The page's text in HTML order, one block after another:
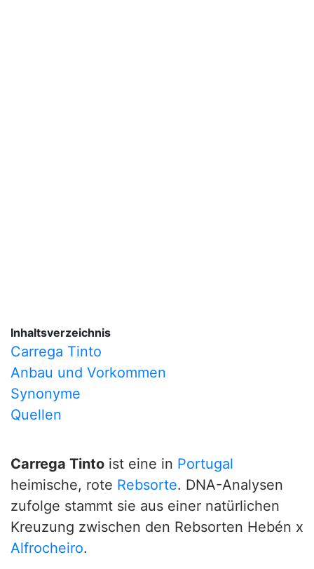
Inhaltsverzeichnis
Carrega Tinto
Anbau und Vorkommen
Synonyme
Quellen
Carrega Tinto ist eine in Portugal
heimische, rote Rebsorte. DNA-Analysen
zufolge stammt sie aus einer natürlichen
Kreuzung zwischen den Rebsorten Hebén x
Alfrocheiro.